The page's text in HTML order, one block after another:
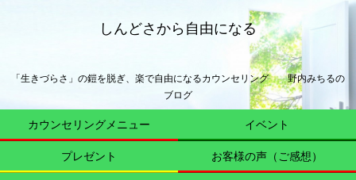
しんどさから自由になる
「生きづらさ」の鎧を脱ぎ、楽で自由になるカウンセリング 野内みちるの
ブログ
カウンセリングメニュー イベント
プレゼント お客様の声（ご感想）